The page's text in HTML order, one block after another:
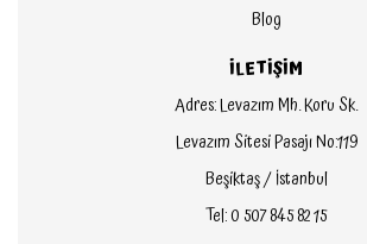
Blog
İLETİŞİM
Adres: Levazım Mh. Koru Sk.
Levazım Sitesi Pasajı No:119
Beşiktaş / İstanbul
Tel: 0 507 845 82 15